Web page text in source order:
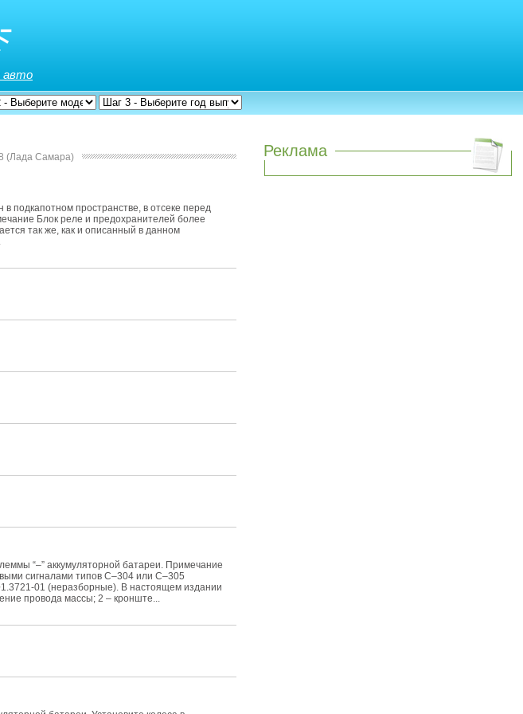
авто
(Лада Самара)
подкапотном пространстве, в отсеке перед
Блок реле и предохранителей более
так же, как и описанный в данном
“–” аккумуляторной батареи. Примечание
сигналами типов С–304 или С–305
01 (неразборные). В настоящем издании
провода массы; 2 – кронште...
Реклама